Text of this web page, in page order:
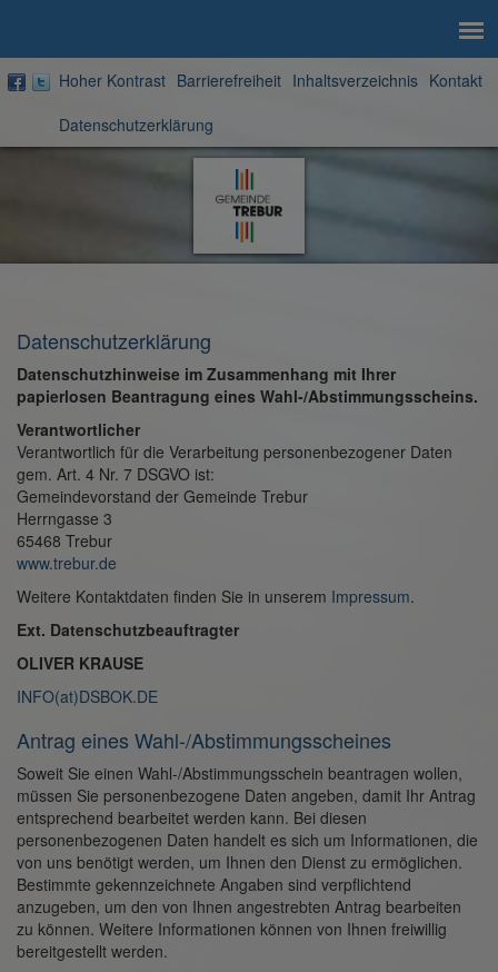
Hoher Kontrast Barrierefreiheit Inhaltsverzeichnis Kontakt
Datenschutzerklärung
Zur
Startseite
Datenschutzerklärung
Datenschutzhinweise im Zusammenhang mit Ihrer
papierlosen Beantragung eines Wahl-/Abstimmungsscheins.
Verantwortlicher
Verantwortlich für die Verarbeitung personenbezogener Daten
gem. Art. 4 Nr. 7 DSGVO ist:
Gemeindevorstand der Gemeinde Trebur
Herrngasse 3
65468 Trebur
www.trebur.de
Weitere Kontaktdaten finden Sie in unserem Impressum.
Ext. Datenschutzbeauftragter
OLIVER KRAUSE
INFO(at)DSBOK.DE
Antrag eines Wahl-/Abstimmungsscheines
Soweit Sie einen Wahl-/Abstimmungsschein beantragen wollen,
müssen Sie personenbezogene Daten angeben, damit Ihr Antrag
entsprechend bearbeitet werden kann. Bei diesen
personenbezogenen Daten handelt es sich um Informationen, die
von uns benötigt werden, um Ihnen den Dienst zu ermöglichen.
Bestimmte gekennzeichnete Angaben sind verpflichtend
anzugeben, um den von Ihnen angestrebten Antrag bearbeiten
zu können. Weitere Informationen können von Ihnen freiwillig
bereitgestellt werden.